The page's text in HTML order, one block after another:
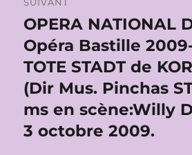
SUIVANT
Publication
suivante :
OPERA NATIONAL
Opéra Bastille
TOTE STADT de
(Dir Mus. Pinchas
ms en scène:Willy
3 octobre 2009.